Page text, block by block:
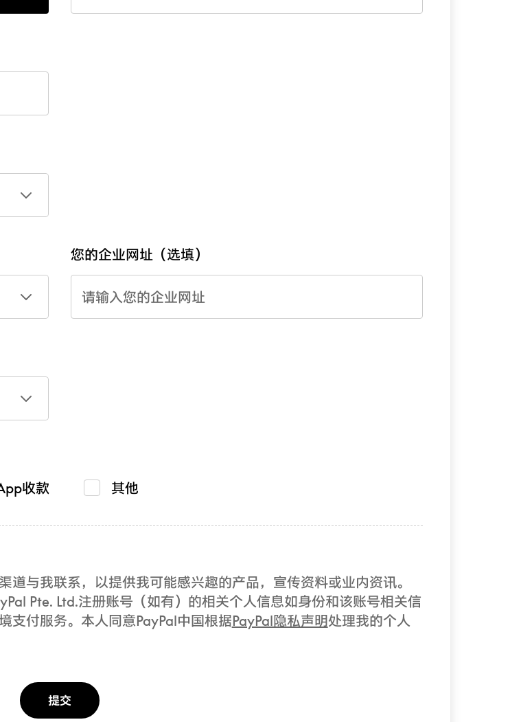
您的企业网址（选填）
收款 其他
道与我联系，以提供我可能感兴趣的产品，宣传资料或业内资讯。
Pte. Ltd.注册账号（如有）的相关个人信息如身份和该账号相关信
支付服务。本人同意PayPal中国根据PayPal隐私声明处理我的个人
提交